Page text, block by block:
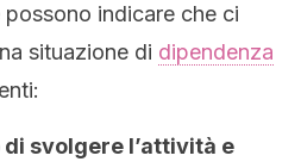
indicare che ci
situazione di dipendenza
svolgere l’attività e